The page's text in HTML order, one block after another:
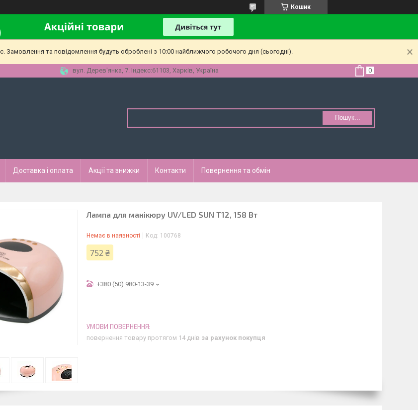
Кошик
Замовлення та повідомлення будуть оброблені з 10:00 найближчого робочого дня (сьогодні).
вул. Дерев'янка, 7. Індекс:61103, Харків, Україна
Пошук...
Доставка і оплата Акції та знижки Контакти Повернення та обмін
Лампа для манікюру UV/LED SUN T12, 158 Вт
Немає в наявності Код: 100768
752 ₴
+380 (50) 980-13-39
повернення товару протягом 14 днів за рахунок покупця